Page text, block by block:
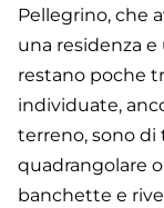
Pellegrino, che
una residenza e
restano poche
individuate,
terreno, sono di
quadrangolare
banchette e